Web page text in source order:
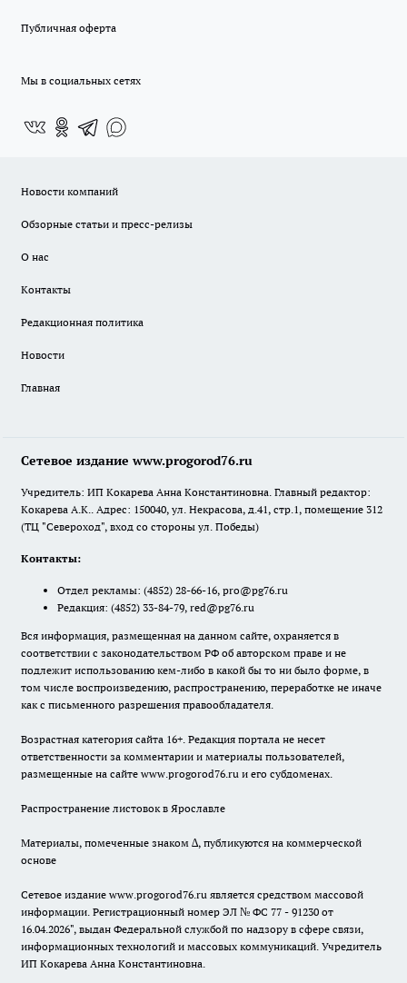
Публичная оферта
Мы в социальных сетях
Новости компаний
Обзорные статьи и пресс-релизы
О нас
Контакты
Редакционная политика
Новости
Главная
Сетевое издание www.progorod76.ru
Учредитель: ИП Кокарева Анна Константиновна. Главный редактор:
Кокарева А.К.. Адрес: 150040, ул. Некрасова, д.41, стр.1, помещение 312
(ТЦ "Североход", вход со стороны ул. Победы)
Контакты:
Отдел рекламы: (4852) 28-66-16, pro@pg76.ru
Редакция: (4852) 33-84-79, red@pg76.ru
Вся информация, размещенная на данном сайте, охраняется в
соответствии с законодательством РФ об авторском праве и не
подлежит использованию кем-либо в какой бы то ни было форме, в
том числе воспроизведению, распространению, переработке не иначе
как с письменного разрешения правообладателя.
Возрастная категория сайта 16+. Редакция портала не несет
ответственности за комментарии и материалы пользователей,
размещенные на сайте www.progorod76.ru и его субдоменах.
Распространение листовок в Ярославле
Материалы, помеченные знаком ∆, публикуются на коммерческой
основе
Сетевое издание www.progorod76.ru является средством массовой
информации. Регистрационный номер ЭЛ № ФС 77 - 91230 от
16.04.2026", выдан Федеральной службой по надзору в сфере связи,
информационных технологий и массовых коммуникаций. Учредитель
ИП Кокарева Анна Константиновна.